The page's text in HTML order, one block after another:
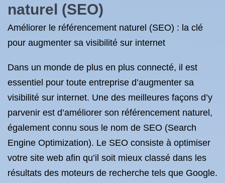
naturel (SEO)
Améliorer le référencement naturel (SEO) : la clé
pour augmenter sa visibilité sur internet
Dans un monde de plus en plus connecté, il est
essentiel pour toute entreprise d’augmenter sa
visibilité sur internet. Une des meilleures façons d’y
parvenir est d’améliorer son référencement naturel,
également connu sous le nom de SEO (Search
Engine Optimization). Le SEO consiste à optimiser
votre site web afin qu’il soit mieux classé dans les
résultats des moteurs de recherche tels que Google.